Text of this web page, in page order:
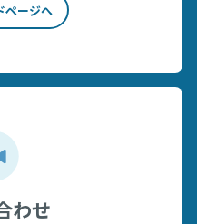
ページへ
わせ